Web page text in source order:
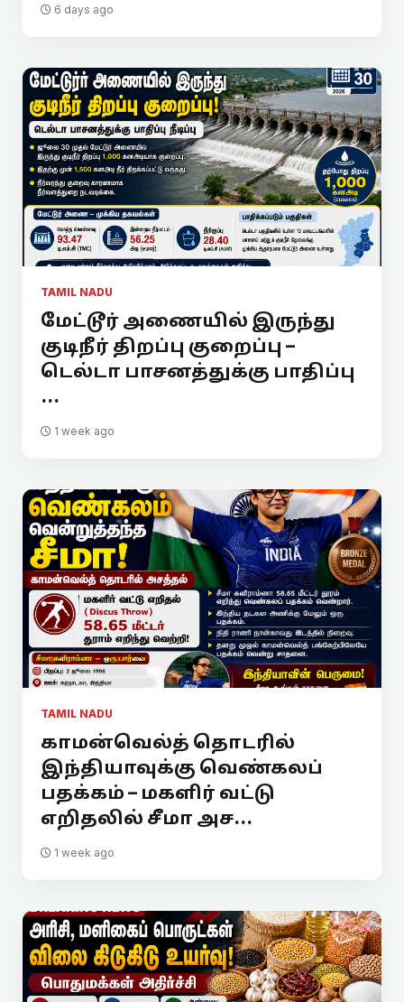
6 days ago
TAMIL NADU
மேட்டூர் அணையில் இருந்து
குடிநீர் திறப்பு குறைப்பு –
டெல்டா பாசனத்துக்கு பாதிப்பு
...
1 week ago
TAMIL NADU
காமன்வெல்த் தொடரில்
இந்தியாவுக்கு வெண்கலப்
பதக்கம் – மகளிர் வட்டு
எறிதலில் சீமா அச...
1 week ago